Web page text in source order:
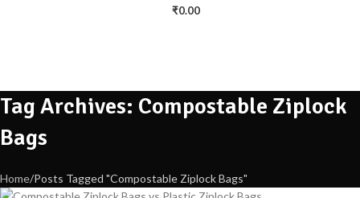
₹0.00
Tag Archives: Compostable Ziplock
Bags
Home Posts Tagged "Compostable Ziplock Bags"